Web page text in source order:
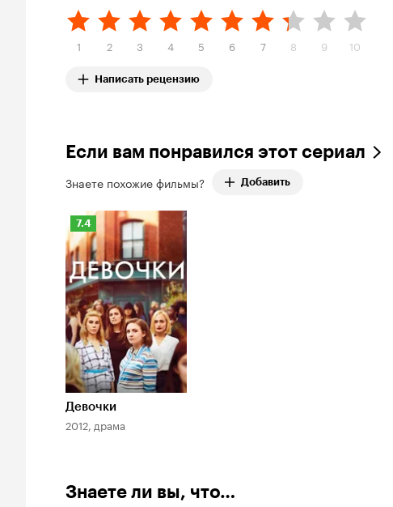
1 2 3 4 5 6 7 8 9 10
Написать рецензию
Если вам понравился этот сериал
Знаете похожие фильмы? Добавить
Рейтинг
Кинопоиска
7.4
7.4
Девочки
2012, драма
Знаете ли вы, что…